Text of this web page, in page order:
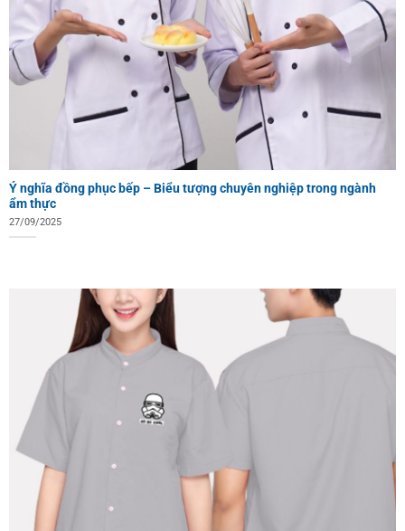
Ý nghĩa đồng phục bếp – Biểu tượng chuyên nghiệp trong ngành
ẩm thực
27/09/2025